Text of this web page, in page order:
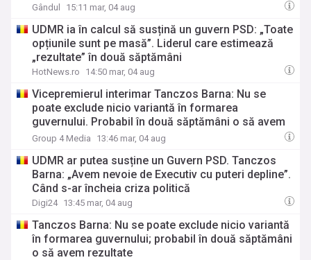
Gândul 15:11 mar, 04 aug
UDMR ia în calcul să susțină un guvern PSD: „Toate
opțiunile sunt pe masă”. Liderul care estimează
„rezultate” în două săptămâni
HotNews.ro 14:50 mar, 04 aug
Vicepremierul interimar Tanczos Barna: Nu se
poate exclude nicio variantă în formarea
guvernului. Probabil în două săptămâni o să avem
rezultate
Group 4 Media 13:46 mar, 04 aug
UDMR ar putea susține un Guvern PSD. Tanczos
Barna: „Avem nevoie de Executiv cu puteri depline”.
Când s-ar încheia criza politică
Digi24 13:45 mar, 04 aug
Tanczos Barna: Nu se poate exclude nicio variantă
în formarea guvernului; probabil în două săptămâni
o să avem rezultate